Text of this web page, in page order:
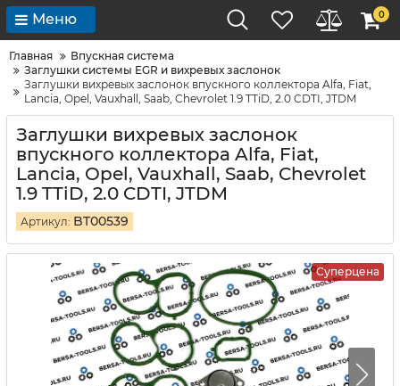
Меню 0
Главная
Впускная система
Заглушки системы EGR и вихревых заслонок
Заглушки вихревых заслонок впускного коллектора Alfa, Fiat,
Lancia, Opel, Vauxhall, Saab, Chevrolet 1.9 TTiD, 2.0 CDTI, JTDM
Заглушки вихревых заслонок
впускного коллектора Alfa, Fiat,
Lancia, Opel, Vauxhall, Saab, Chevrolet
1.9 TTiD, 2.0 CDTI, JTDM
Артикул: BT00539
Суперцена